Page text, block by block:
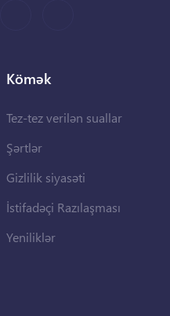
Kömək
Tez-tez verilən suallar
Şərtlər
Gizlilik siyasəti
İstifadəçi Razılaşması
Yeniliklər